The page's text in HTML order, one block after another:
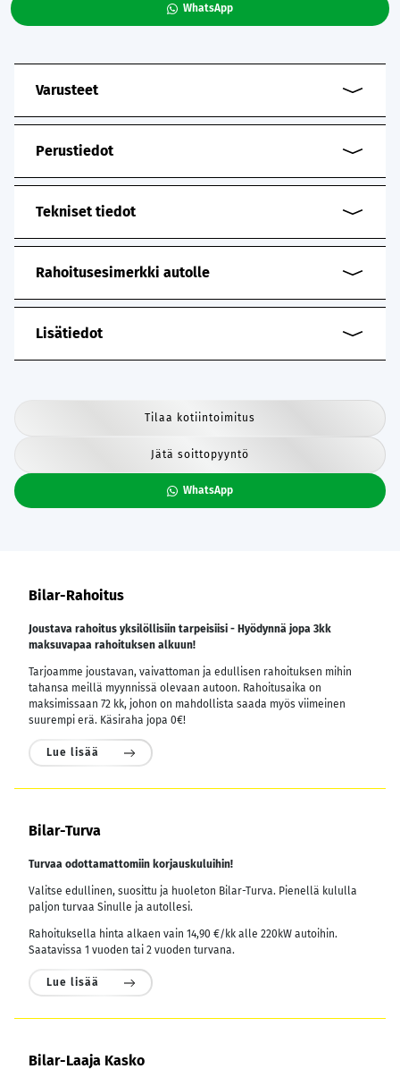
WhatsApp
Varusteet
Perustiedot
Tekniset tiedot
Rahoitusesimerkki autolle
Lisätiedot
Tilaa kotiintoimitus
Jätä soittopyyntö
WhatsApp
Bilar-Rahoitus
Joustava rahoitus yksilöllisiin tarpeisiisi - Hyödynnä jopa 3kk
maksuvapaa rahoituksen alkuun!
Tarjoamme joustavan, vaivattoman ja edullisen rahoituksen mihin
tahansa meillä myynnissä olevaan autoon. Rahoitusaika on
maksimissaan 72 kk, johon on mahdollista saada myös viimeinen
suurempi erä. Käsiraha jopa 0€!
Lue lisää
Bilar-Turva
Turvaa odottamattomiin korjauskuluihin!
Valitse edullinen, suosittu ja huoleton Bilar-Turva. Pienellä kululla
paljon turvaa Sinulle ja autollesi.
Rahoituksella hinta alkaen vain 14,90 €/kk alle 220kW autoihin.
Saatavissa 1 vuoden tai 2 vuoden turvana.
Lue lisää
Bilar-Laaja Kasko